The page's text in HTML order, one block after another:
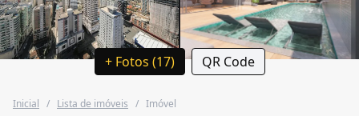
+ Fotos (17) QR Code
Inicial / Lista de imóveis / Imóvel